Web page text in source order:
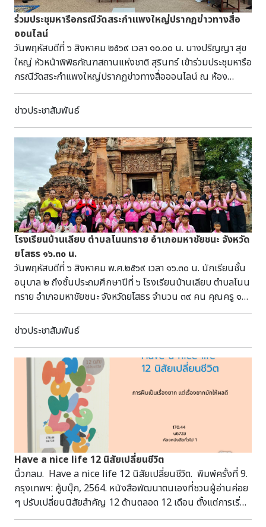
ร่วมประชุมหารือกรณีวัดสระกำแพงใหญ่ปรากฏข่าวทางสื่อ
ออนไลน์
วันพฤหัสบดีที่ ๖ สิงหาคม ๒๕๖๙ เวลา ๑๐.๐๐ น. นางปริญญา สุข
ใหญ่ หัวหน้าพิพิธภัณฑสถานแห่งชาติ สุรินทร์ เข้าร่วมประชุมหารือ
กรณีวัดสระกำแพงใหญ่ปรากฏข่าวทางสื่อออนไลน์ ณ ห้อง
ประชุมวัดสระกำแพงใหญ่ ตำบลกำแพง อำเภออุทุมพรพิสัย
จังหวัดศรีสะเกษ
ข่าวประชาสัมพันธ์
โรงเรียนบ้านเลียบ ตำบลโนนทราย อำเภอมหาชัยชนะ จังหวัด
ยโสธร ๑๖.๓๐ น.
วันพฤหัสบดีที่ ๖ สิงหาคม พ.ศ.๒๕๖๙ เวลา ๑๖.๓๐ น. นักเรียนชั้น
อนุบาล ๒ ถึงชั้นประถมศึกษาปีที่ ๖ โรงเรียนบ้านเลียบ ตำบลโนน
ทราย อำเภอมหาชัยชนะ จังหวัดยโสธร จำนวน ๓๙ คน คุณครู ๑๒
คน เข้าเยี่ยมชมโบราณสถานปราสาทศีขรภูมิ อำเภอศีขรภูมิ
จังหวัดสุรินทร์ โดยมีนายกรภัทร์ สุขใหญ่ พนักงานประจำ
ข่าวประชาสัมพันธ์
Have a nice life 12 นิสัยเปลี่ยนชีวิต
นิ้วกลม. Have a nice life 12 นิสัยเปลี่ยนชีวิต. พิมพ์ครั้งที่ 9.
กรุงเทพฯ: คู้บบุ๊ก, 2564. หนังสือพัฒนาตนเองที่ชวนผู้อ่านค่อย
ๆ ปรับเปลี่ยนนิสัยสำคัญ 12 ด้านตลอด 12 เดือน ตั้งแต่การเริ่ม
ต้นวันใหม่ การบริหารเวลา ไปจนถึงการฝึกสมาธิ การฟัง และการ